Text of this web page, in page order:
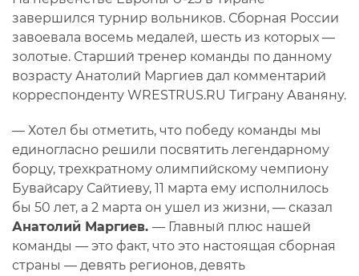
завершился турнир вольников. Сборная России
завоевала восемь медалей, шесть из которых —
золотые. Старший тренер команды по данному
возрасту Анатолий Маргиев дал комментарий
корреспонденту WRESTRUS.RU Тиграну Аваняну.
— Хотел бы отметить, что победу команды мы
единогласно решили посвятить легендарному
борцу, трехкратному олимпийскому чемпиону
Бувайсару Сайтиеву, 11 марта ему исполнилось
бы 50 лет, а 2 марта он ушел из жизни, — сказал
Анатолий Маргиев. — Главный плюс нашей
команды — это факт, что это настоящая сборная
страны — девять регионов, девять